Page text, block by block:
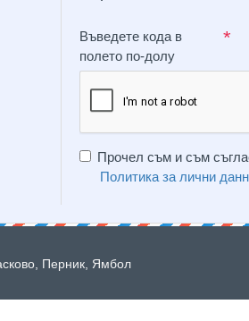
Въведете кода в
полето по-долу
Прочел съм и съм
Политика за лични
Перник, Ямбол